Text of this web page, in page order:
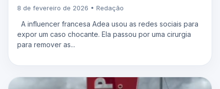
8 de fevereiro de 2026 • Redação
A influencer francesa Adea usou as redes sociais para
expor um caso chocante. Ela passou por uma cirurgia
para remover as...